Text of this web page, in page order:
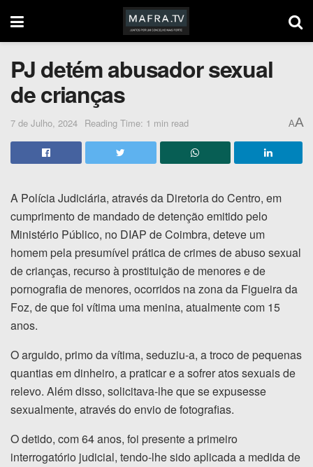
PJ detém abusador sexual
de crianças
7 de Julho, 2024 Reading Time: 1 min read AA
A Polícia Judiciária, através da Diretoria do Centro, em
cumprimento de mandado de detenção emitido pelo
Ministério Público, no DIAP de Coimbra, deteve um
homem pela presumível prática de crimes de abuso sexual
de crianças, recurso à prostituição de menores e de
pornografia de menores, ocorridos na zona da Figueira da
Foz, de que foi vítima uma menina, atualmente com 15
anos.
O arguido, primo da vítima, seduziu-a, a troco de pequenas
quantias em dinheiro, a praticar e a sofrer atos sexuais de
relevo. Além disso, solicitava-lhe que se expusesse
sexualmente, através do envio de fotografias.
O detido, com 64 anos, foi presente a primeiro
interrogatório judicial, tendo-lhe sido aplicada a medida de